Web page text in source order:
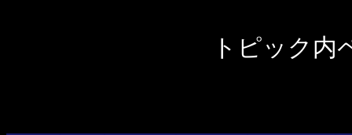
トピック内